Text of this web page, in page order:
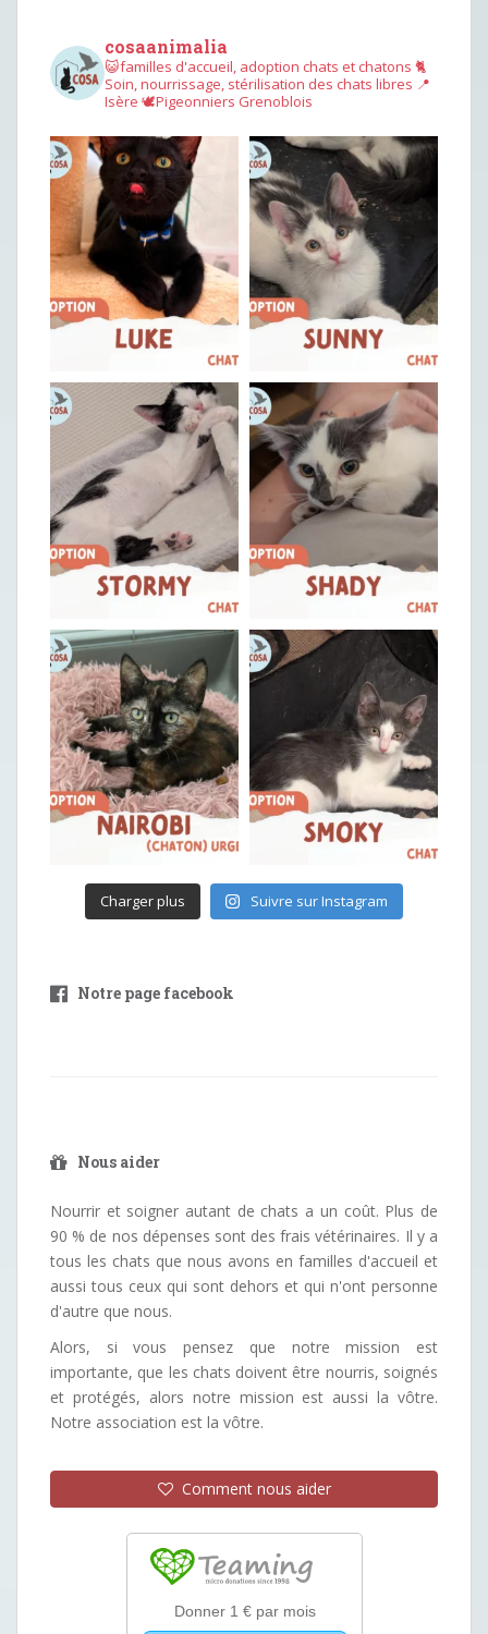
cosaanimalia
😺familles d'accueil, adoption chats et chatons 🐈
Soin, nourrissage, stérilisation des chats libres 📍
Isère 🕊︎Pigeonniers Grenoblois
Charger plus Suivre sur Instagram
Notre page facebook
Nous aider
Nourrir et soigner autant de chats a un coût. Plus de
90 % de nos dépenses sont des frais vétérinaires. Il y a
tous les chats que nous avons en familles d'accueil et
aussi tous ceux qui sont dehors et qui n'ont personne
d'autre que nous.
Alors, si vous pensez que notre mission est
importante, que les chats doivent être nourris, soignés
et protégés, alors notre mission est aussi la vôtre.
Notre association est la vôtre.
Comment nous aider